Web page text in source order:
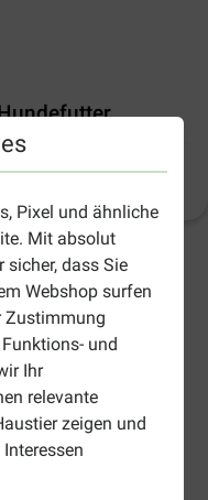
Pixel und ähnliche
Mit absolut
sicher, dass Sie
Webshop surfen
Zustimmung
und
Ihr
relevante
zeigen und
nicht anders angegeben
ist ein komplettes
mit allergischen
Fell, Magen und